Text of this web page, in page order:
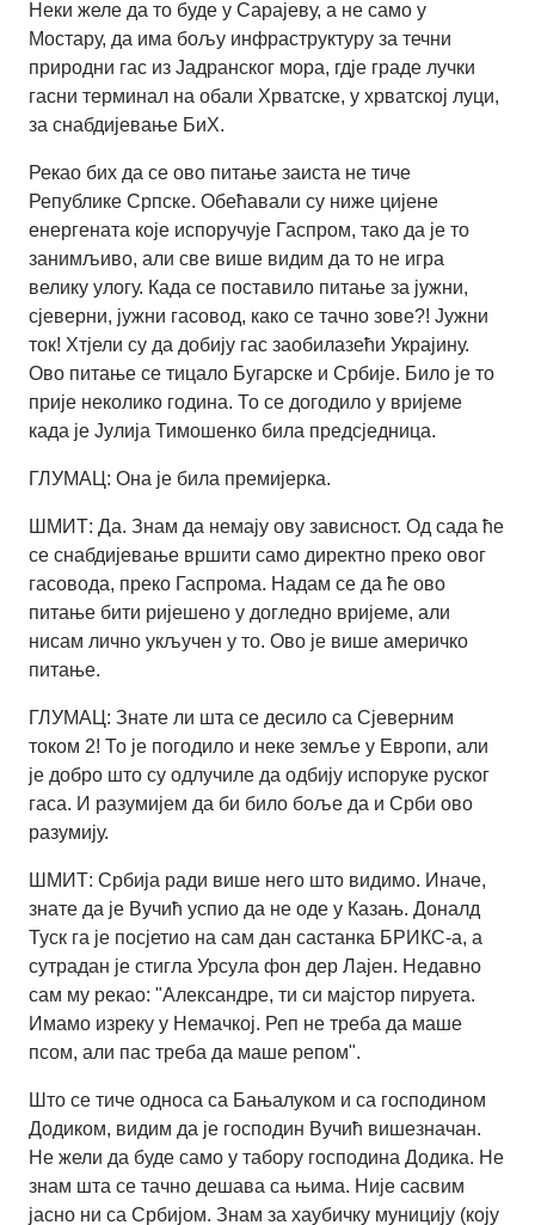
Неки желе да то буде у Сарајеву, а не само у
Мостару, да има бољу инфраструктуру за течни
природни гас из Јадранског мора, гдје граде лучки
гасни терминал на обали Хрватске, у хрватској луци,
за снабдијевање БиХ.
Рекао бих да се ово питање заиста не тиче
Републике Српске. Обећавали су ниже цијене
енергената које испоручује Гаспром, тако да је то
занимљиво, али све више видим да то не игра
велику улогу. Када се поставило питање за јужни,
сјеверни, јужни гасовод, како се тачно зове?! Јужни
ток! Хтјели су да добију гас заобилазећи Украјину.
Ово питање се тицало Бугарске и Србије. Било је то
прије неколико година. То се догодило у вријеме
када је Јулија Тимошенко била предсједница.
ГЛУМАЦ: Она је била премијерка.
ШМИТ: Да. Знам да немају ову зависност. Од сада ће
се снабдијевање вршити само директно преко овог
гасовода, преко Гаспрома. Надам се да ће ово
питање бити ријешено у догледно вријеме, али
нисам лично укључен у то. Ово је више америчко
питање.
ГЛУМАЦ: Знате ли шта се десило са Сјеверним
током 2! То је погодило и неке земље у Европи, али
је добро што су одлучиле да одбију испоруке руског
гаса. И разумијем да би било боље да и Срби ово
разумију.
ШМИТ: Србија ради више него што видимо. Иначе,
знате да је Вучић успио да не оде у Казањ. Доналд
Туск га је посјетио на сам дан састанка БРИКС-а, а
сутрадан је стигла Урсула фон дер Лајен. Недавно
сам му рекао: "Александре, ти си мајстор пируета.
Имамо изреку у Немачкој. Реп не треба да маше
псом, али пас треба да маше репом".
Што се тиче односа са Бањалуком и са господином
Додиком, видим да је господин Вучић вишезначан.
Не жели да буде само у табору господина Додика. Не
знам шта се тачно дешава са њима. Није сасвим
јасно ни са Србијом. Знам за хаубичку муницију (коју